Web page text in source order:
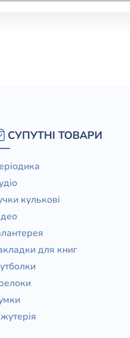
СУПУТНІ ТОВАРИ
кулькові
для книг